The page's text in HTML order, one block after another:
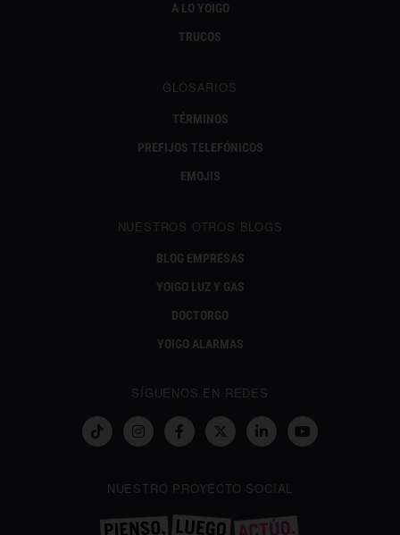
A LO YOIGO
TRUCOS
GLOSARIOS
TÉRMINOS
PREFIJOS TELEFÓNICOS
EMOJIS
NUESTROS OTROS BLOGS
BLOG EMPRESAS
YOIGO LUZ Y GAS
DOCTORGO
YOIGO ALARMAS
SÍGUENOS EN REDES
NUESTRO PROYECTO SOCIAL